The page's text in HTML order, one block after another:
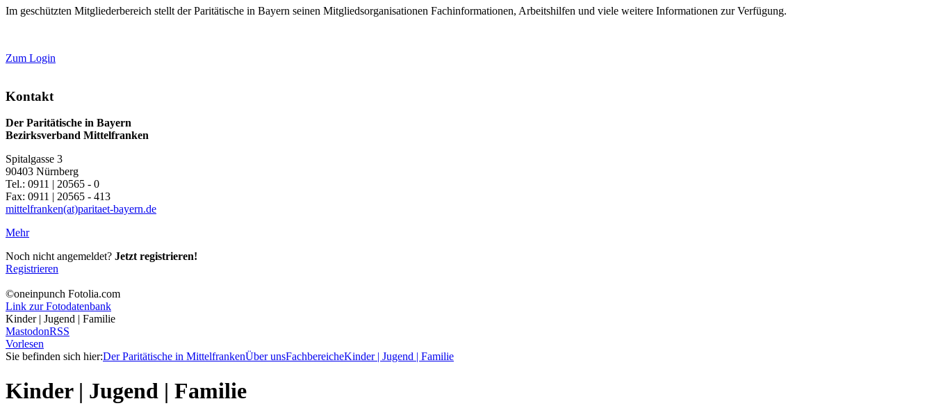
Im geschützten Mitgliederbereich stellt der Paritätische in Bayern seinen Mitgliedsorganisationen Fachinformationen, Arbeitshilfen und viele weitere Informationen zur Verfügung.
Zum Login
Kontakt
Der Paritätische in Bayern
Bezirksverband Mittelfranken
Spitalgasse 3
90403 Nürnberg
Tel.: 0911 | 20565 - 0
Fax: 0911 | 20565 - 413
mittelfranken(at)paritaet-bayern.de
Mehr
Noch nicht angemeldet? Jetzt registrieren!
Registrieren
©oneinpunch Fotolia.com
Link zur Fotodatenbank
Kinder | Jugend | Familie
MastodonRSS
Vorlesen
Sie befinden sich hier:Der Paritätische in MittelfrankenÜber unsFachbereicheKinder | Jugend | Familie
Kinder | Jugend | Familie